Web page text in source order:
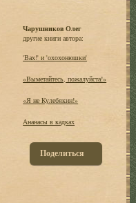
Чарушников Олег
другие книги автора:
'Вах!' и 'охохонюшки'
«Выметайтесь, пожалуйста!»
«Я не Кулебякин!»
Ананасы в кадках
Поделиться